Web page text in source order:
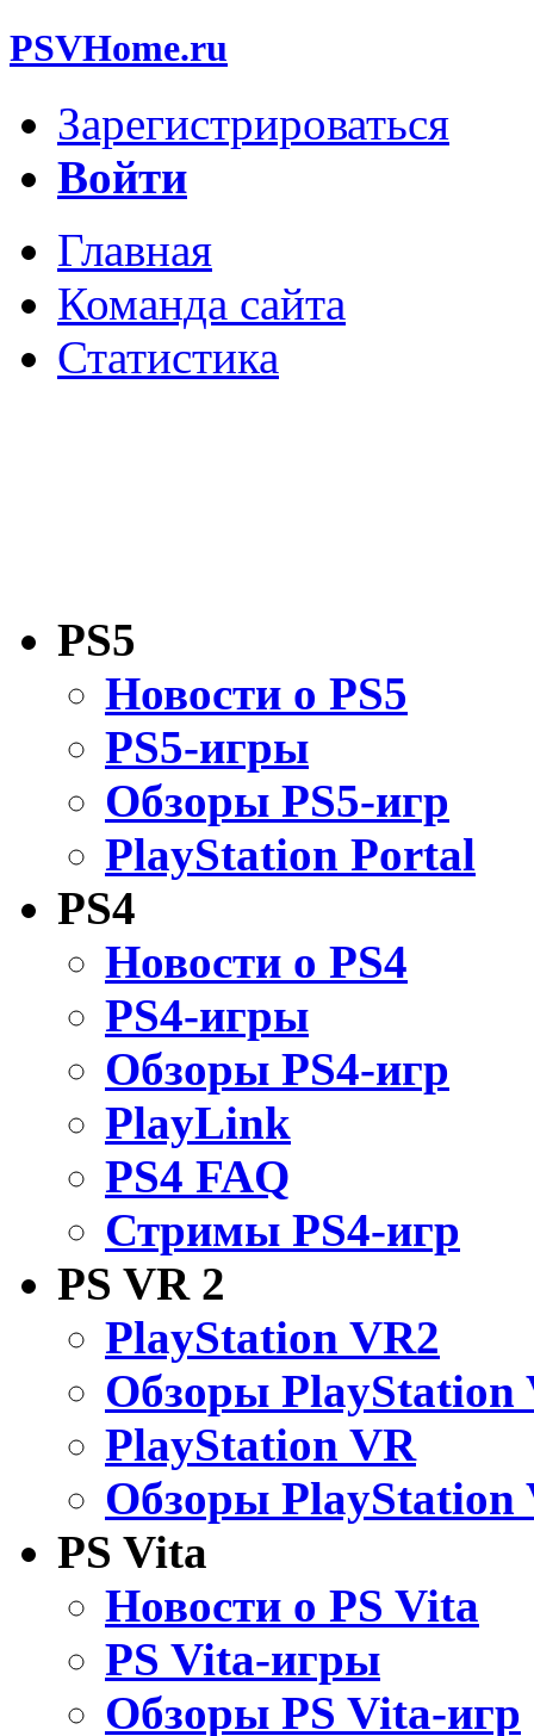
PSVHome.ru
Зарегистрироваться
Войти
Главная
Команда сайта
Статистика
PS5
Новости о PS5
PS5-игры
Обзоры PS5-игр
PlayStation Portal
PS4
Новости о PS4
PS4-игры
Обзоры PS4-игр
PlayLink
PS4 FAQ
Стримы PS4-игр
PS VR 2
PlayStation VR2
Обзоры PlayStation
PlayStation VR
Обзоры PlayStation
PS Vita
Новости о PS Vita
PS Vita-игры
Обзоры PS Vita-игр